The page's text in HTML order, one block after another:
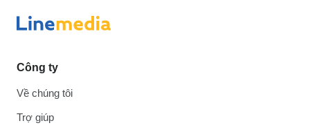
Công ty
Về chúng tôi
Trợ giúp